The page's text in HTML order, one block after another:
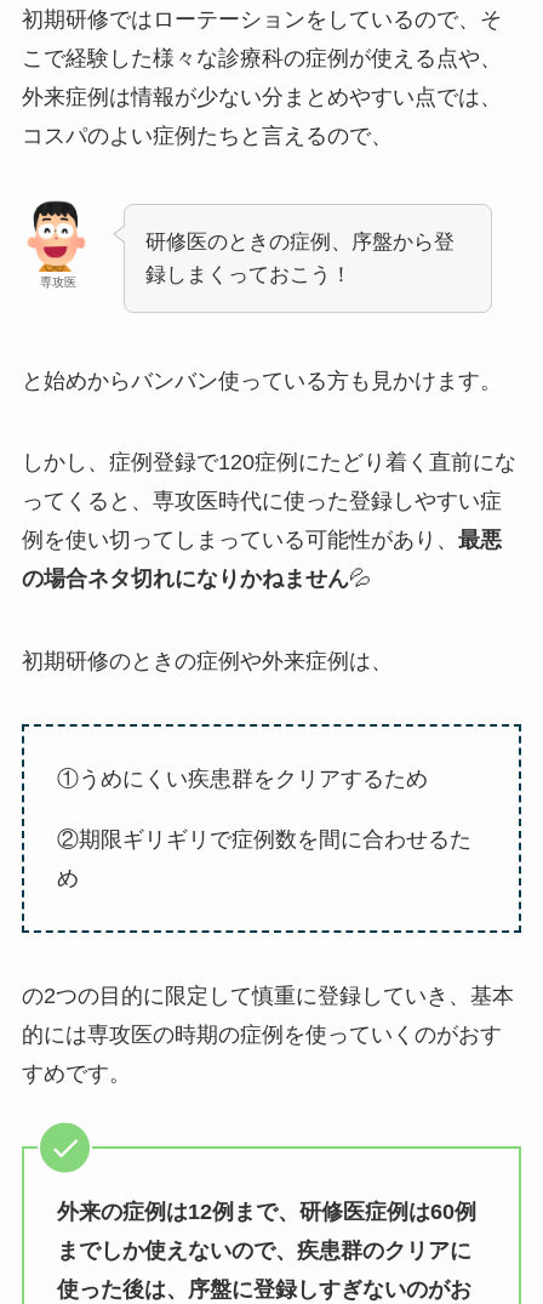
初期研修ではローテーションをしているので、そ
こで経験した様々な診療科の症例が使える点や、
外来症例は情報が少ない分まとめやすい点では、
コスパのよい症例たちと言えるので、
専攻医
研修医のときの症例、序盤から登
録しまくっておこう！
と始めからバンバン使っている方も見かけます。
しかし、症例登録で120症例にたどり着く直前にな
ってくると、専攻医時代に使った登録しやすい症
例を使い切ってしまっている可能性があり、 最悪
の場合ネタ切れになりかねません💦
初期研修のときの症例や外来症例は、
①うめにくい疾患群をクリアするため
②期限ギリギリで症例数を間に合わせるた
め
の2つの目的に限定して慎重に登録していき、基本
的には専攻医の時期の症例を使っていくのがおす
すめです。
外来の症例は12例まで、研修医症例は60例
までしか使えないので、疾患群のクリアに
使った後は、序盤に登録しすぎないのがお